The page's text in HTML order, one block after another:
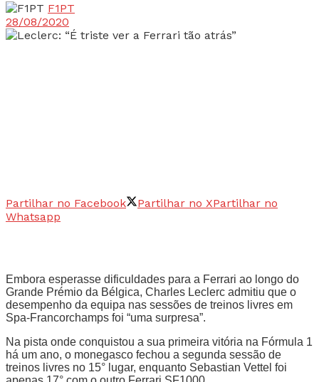
F1PT
28/08/2020
Partilhar no Facebook Partilhar no XPartilhar no
Whatsapp
Embora esperasse dificuldades para a Ferrari ao longo do
Grande Prémio da Bélgica, Charles Leclerc admitiu que o
desempenho da equipa nas sessões de treinos livres em
Spa-Francorchamps foi “uma surpresa”.
Na pista onde conquistou a sua primeira vitória na Fórmula 1
há um ano, o monegasco fechou a segunda sessão de
treinos livres no 15° lugar, enquanto Sebastian Vettel foi